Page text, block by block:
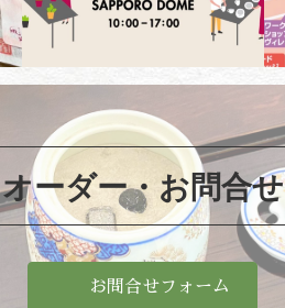
オーダー・お問合せ
お問合せフォーム